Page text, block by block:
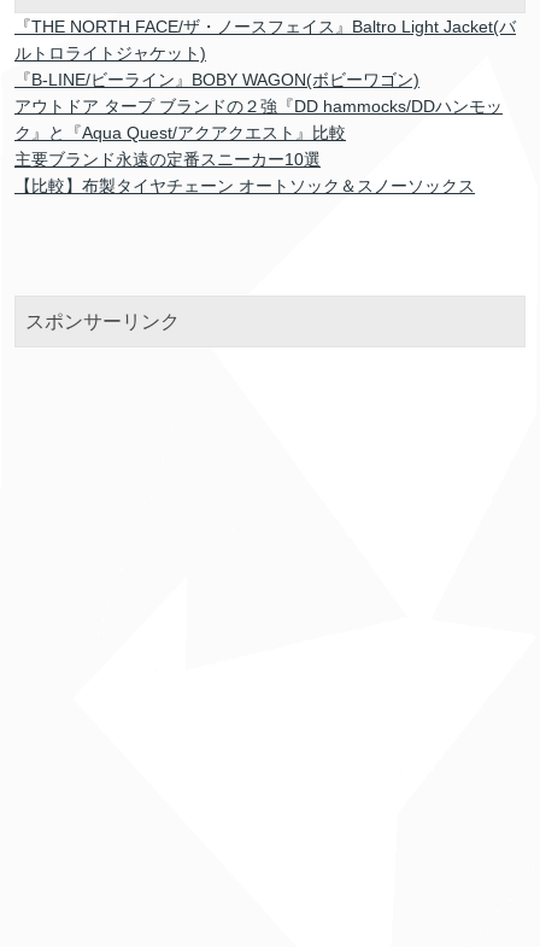
『THE NORTH FACE/ザ・ノースフェイス』Baltro Light Jacket(バ
ルトロライトジャケット)
『B-LINE/ビーライン』BOBY WAGON(ボビーワゴン)
アウトドア タープ ブランドの２強『DD hammocks/DDハンモッ
ク』と『Aqua Quest/アクアクエスト』比較
主要ブランド永遠の定番スニーカー10選
【比較】布製タイヤチェーン オートソック＆スノーソックス
スポンサーリンク